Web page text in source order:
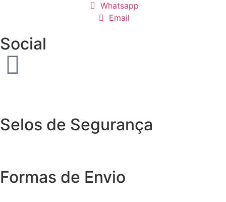
Whatsapp
Email
Social
Selos de Segurança
Formas de Envio